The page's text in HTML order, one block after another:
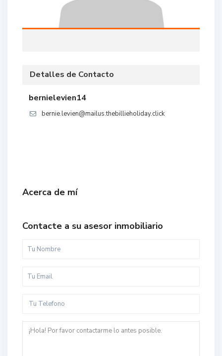
Detalles de Contacto
bernielevien14
bernie.levien@mailus.thebillieholiday.click
Acerca de mí
Contacte a su asesor inmobiliario